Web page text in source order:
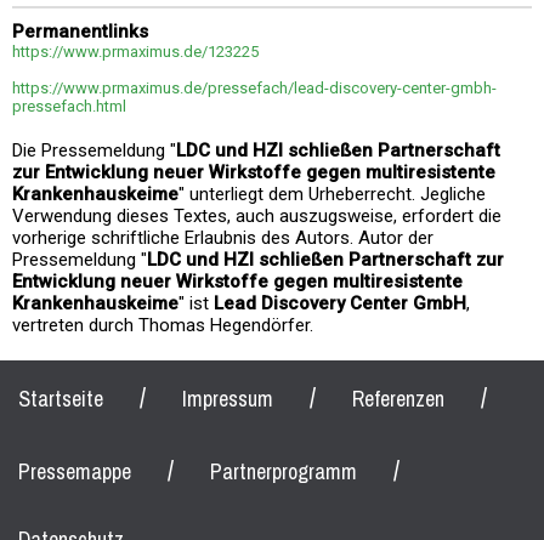
Permanentlinks
https://www.prmaximus.de/123225
https://www.prmaximus.de/pressefach/lead-discovery-center-gmbh-
pressefach.html
Die Pressemeldung "LDC und HZI schließen Partnerschaft
zur Entwicklung neuer Wirkstoffe gegen multiresistente
Krankenhauskeime" unterliegt dem Urheberrecht. Jegliche
Verwendung dieses Textes, auch auszugsweise, erfordert die
vorherige schriftliche Erlaubnis des Autors. Autor der
Pressemeldung "LDC und HZI schließen Partnerschaft zur
Entwicklung neuer Wirkstoffe gegen multiresistente
Krankenhauskeime" ist Lead Discovery Center GmbH,
vertreten durch Thomas Hegendörfer.
Startseite / Impressum / Referenzen /
Pressemappe / Partnerprogramm /